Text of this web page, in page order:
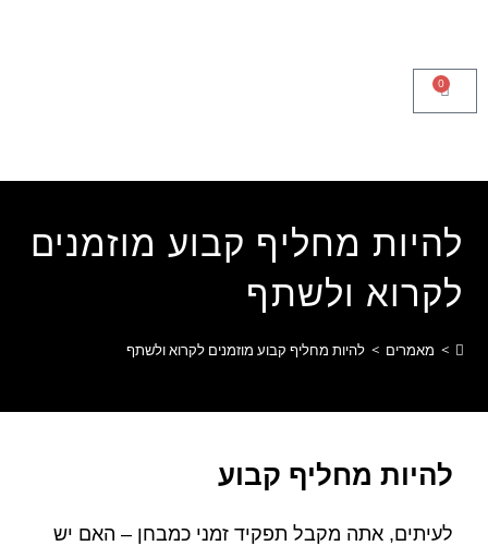
0
להיות מחליף קבוע מוזמנים
לקרוא ולשתף
> מאמרים > להיות מחליף קבוע מוזמנים לקרוא ולשתף
להיות מחליף קבוע
לעיתים, אתה מקבל תפקיד זמני כמבחן – האם יש